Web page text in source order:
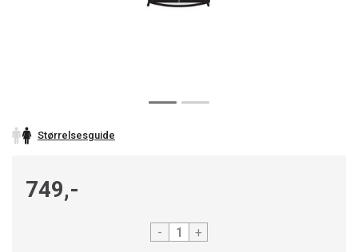
Størrelsesguide
749,-
- +